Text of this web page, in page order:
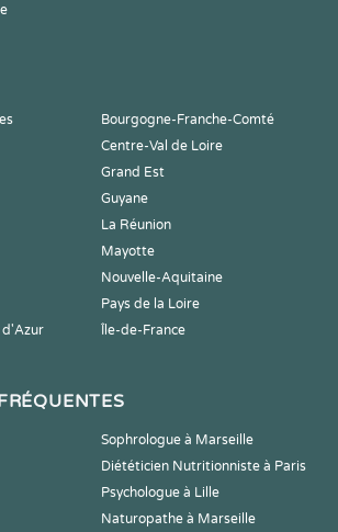
Bourgogne-Franche-Comté
Centre-Val de Loire
Grand Est
Guyane
La Réunion
Mayotte
Nouvelle-Aquitaine
Pays de la Loire
d'Azur
Île-de-France
Sophrologue à Marseille
Diététicien Nutritionniste à Paris
Psychologue à Lille
Naturopathe à Marseille